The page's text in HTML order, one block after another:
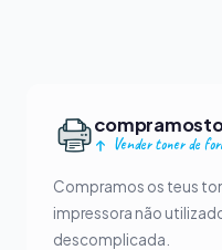
Vender toner de
Compramos os teus
impressora não
descomplicada.